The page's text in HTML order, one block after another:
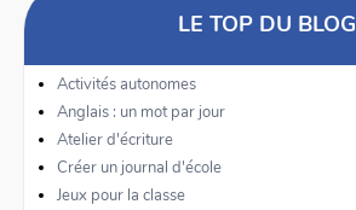
LE TOP DU BLOG
Activités autonomes
Anglais : un mot par jour
Atelier d'écriture
Créer un journal d'école
Jeux pour la classe